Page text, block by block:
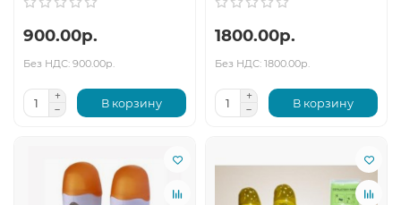
900.00р.
Без НДС: 900.00р.
В корзину
1800.00р.
Без НДС: 1800.00р.
В корзину